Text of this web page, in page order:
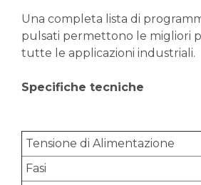
Una completa lista di
pulsati permettono le migliori
tutte le applicazioni industriali.
Specifiche tecniche
Tensione di Alimentazione
Fasi